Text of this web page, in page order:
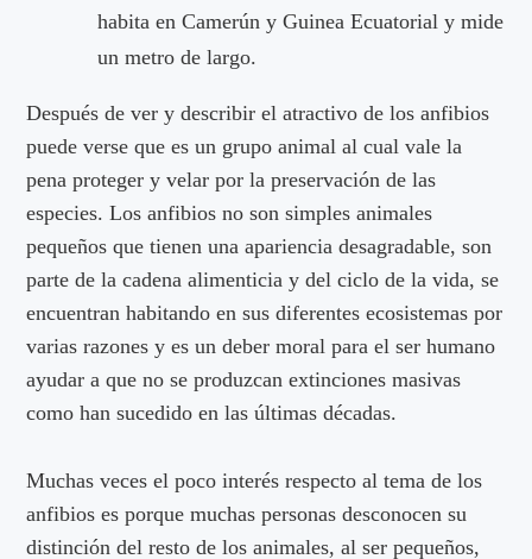
habita en Camerún y Guinea Ecuatorial y mide
un metro de largo.
Después de ver y describir el atractivo de los anfibios
puede verse que es un grupo animal al cual vale la
pena proteger y velar por la preservación de las
especies. Los anfibios no son simples animales
pequeños que tienen una apariencia desagradable, son
parte de la cadena alimenticia y del ciclo de la vida, se
encuentran habitando en sus diferentes ecosistemas por
varias razones y es un deber moral para el ser humano
ayudar a que no se produzcan extinciones masivas
como han sucedido en las últimas décadas.
Muchas veces el poco interés respecto al tema de los
anfibios es porque muchas personas desconocen su
distinción del resto de los animales, al ser pequeños,